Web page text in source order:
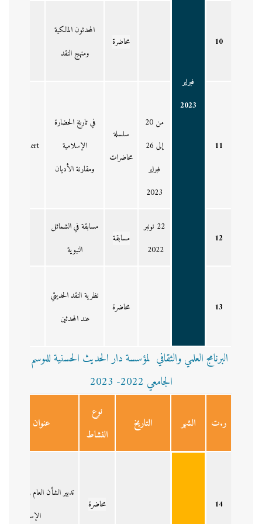
فبراير
2023
10 محاضرة
المحدثون المالكية
ومنهج النقد
11
من 20
إلى 26
فبراير
2023
سلسلة
محاضرات
في تاريخ الحضارة
الإسلامية
ومقارنة الأديان
12
22 نونبر
2022
مسابقة
مسابقة في الشمائل
النبوية
13 محاضرة
نظرية النقد الحديثي
عند المحدثين
البرنامج العلمي والثقافي لمؤسسة دار الحديث الحسنية للموسم
الجامعي 2022- 2023
ر.ت الشهر التاريخ
نوع
النشاط
عنوان النشاط
14 محاضرة
تدبير الشأن العام في التراث
الإسلامي